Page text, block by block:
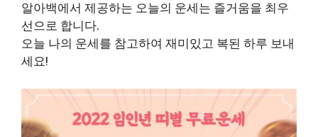
알아백에서 제공하는 오늘의 운세는 즐거움을 최우
선으로 합니다.
오늘 나의 운세를 참고하여 재미있고 복된 하루 보내
세요!